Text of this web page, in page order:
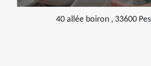
40 allée boiron , 33600